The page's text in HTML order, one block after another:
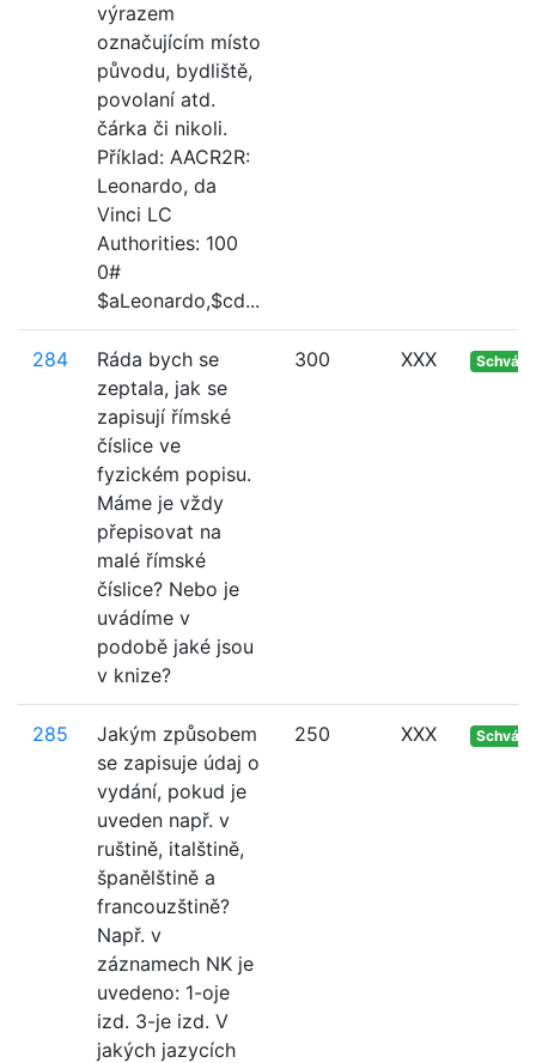
výrazem
označujícím místo
původu, bydliště,
povolaní atd.
čárka či nikoli.
Příklad: AACR2R:
Leonardo, da
Vinci LC
Authorities: 100
0#
$aLeonardo,$cd...
284
Ráda bych se
zeptala, jak se
zapisují římské
číslice ve
fyzickém popisu.
Máme je vždy
přepisovat na
malé římské
číslice? Nebo je
uvádíme v
podobě jaké jsou
v knize?
300 XXX
285
Jakým způsobem
se zapisuje údaj o
vydání, pokud je
uveden např. v
ruštině, italštině,
španělštině a
francouzštině?
Např. v
záznamech NK je
uvedeno: 1-oje
izd. 3-je izd. V
jakých jazycích
250 XXX